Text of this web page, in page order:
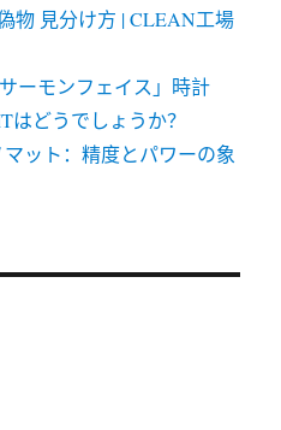
物 見分け方 | CLEAN工場
ーモンフェイス」時計
どうでしょうか？
ット：精度とパワーの象